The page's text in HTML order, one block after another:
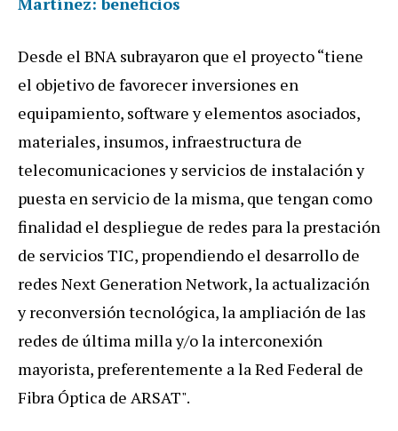
Desde el BNA subrayaron que el proyecto “tiene
el objetivo de favorecer inversiones en
equipamiento, software y elementos asociados,
materiales, insumos, infraestructura de
telecomunicaciones y servicios de instalación y
puesta en servicio de la misma, que tengan como
finalidad el despliegue de redes para la prestación
de servicios TIC, propendiendo el desarrollo de
redes Next Generation Network, la actualización
y reconversión tecnológica, la ampliación de las
redes de última milla y/o la interconexión
mayorista, preferentemente a la Red Federal de
Fibra Óptica de ARSAT".